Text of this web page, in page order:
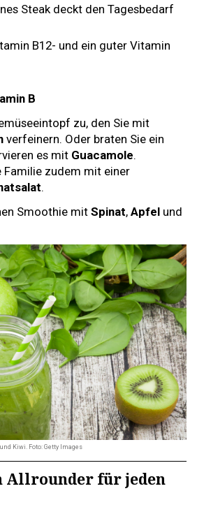
Steak deckt den Tagesbedarf
B12- und ein guter Vitamin
B
zu, den Sie mit
verfeinern. Oder braten Sie ein
es mit Guacamole.
Familie zudem mit einer
.
Smoothie mit Spinat, Apfel und
Kiwi. Foto: Getty Images
Allrounder für jeden